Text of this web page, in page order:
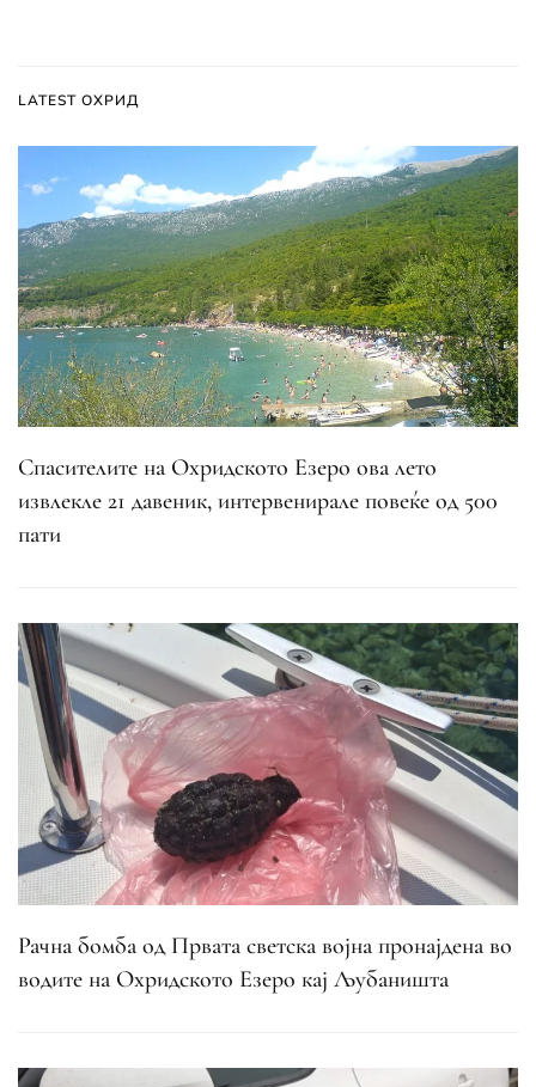
LATEST ОХРИД
Спасителите на Охридското Езеро ова лето
извлекле 21 давеник, интервенирале повеќе од 500
пати
Рачна бомба од Првата светска војна пронајдена во
водите на Охридското Езеро кај Љубаништа